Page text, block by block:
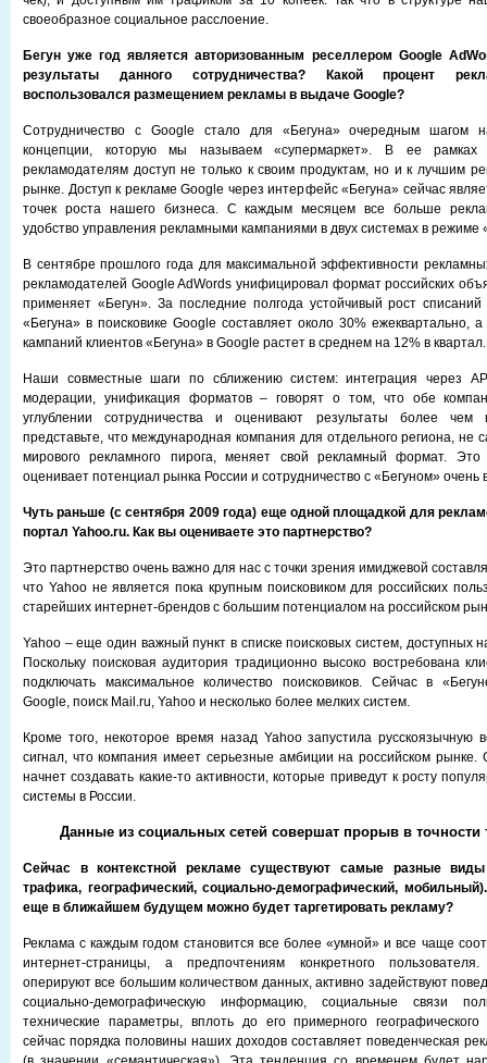
своеобразное социальное расслоение.
Бегун уже год является авторизованным реселлером Google
результаты данного сотрудничества? Какой процент
воспользовался размещением рекламы в выдаче Google?
Сотрудничество с Google стало для «Бегуна» очередным шагом
концепции, которую мы называем «супермаркет». В ее рамках
рекламодателям доступ не только к своим продуктам, но и к лучшим
рынке. Доступ к рекламе Google через интерфейс «Бегуна» сейчас
точек роста нашего бизнеса. С каждым месяцем все больше
удобство управления рекламными кампаниями в двух системах в режиме
В сентябре прошлого года для максимальной эффективности
рекламодателей Google AdWords унифицировал формат российских
применяет «Бегун». За последние полгода устойчивый рост
«Бегуна» в поисковике Google составляет около 30% ежеквартально,
кампаний клиентов «Бегуна» в Google растет в среднем на 12% в квартал.
Наши совместные шаги по сближению систем: интеграция через
модерации, унификация форматов – говорят о том, что обе
углублении сотрудничества и оценивают результаты более чем
представьте, что международная компания для отдельного региона, не
мирового рекламного пирога, меняет свой рекламный формат. Это
оценивает потенциал рынка России и сотрудничество с «Бегуном» очень
Чуть раньше (с сентября 2009 года) еще одной площадкой для
портал Yahoo.ru. Как вы оцениваете это партнерство?
Это партнерство очень важно для нас с точки зрения имиджевой
что Yahoo не является пока крупным поисковиком для российских
старейших интернет-брендов с большим потенциалом на российском
Yahoo – еще один важный пункт в списке поисковых систем, доступных
Поскольку поисковая аудитория традиционно высоко востребована
подключать максимальное количество поисковиков. Сейчас в
Google, поиск Mail.ru, Yahoo и несколько более мелких систем.
Кроме того, некоторое время назад Yahoo запустила русскоязычную
сигнал, что компания имеет серьезные амбиции на российском
начнет создавать какие-то активности, которые приведут к росту
системы в России.
Данные из социальных сетей совершат прорыв в точности
Сейчас в контекстной рекламе существуют самые разные виды
трафика, географический, социально-демографический,
еще в ближайшем будущем можно будет таргетировать рекламу?
Реклама с каждым годом становится все более «умной» и все чаще
интернет-страницы, а предпочтениям конкретного
оперируют все большим количеством данных, активно задействуют
социально-демографическую информацию, социальные связи
технические параметры, вплоть до его примерного
сейчас порядка половины наших доходов составляет поведенческая